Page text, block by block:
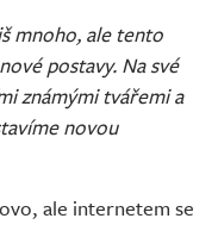
mnoho, ale tento
postavy. Na své
známými tvářemi a
novou
ale internetem se